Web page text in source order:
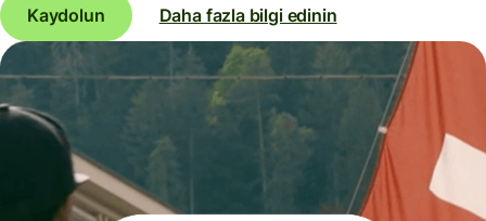
Kaydolun Daha fazla bilgi edinin